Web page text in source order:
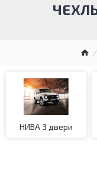
НИВА 3 двери